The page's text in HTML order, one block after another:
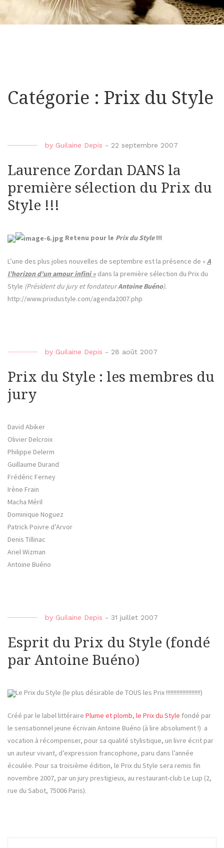
Catégorie : Prix du Style
by Guilaine Depis - 22 septembre 2007
Laurence Zordan DANS la
première sélection du Prix du
Style !!!
Retenu pour le Prix du Style!!!
L’une des plus jolies nouvelles de septembre est la présence de « A
l’horizon d’un amour infini » dans la première sélection du Prix du
Style (Président du jury et fondateurAntoine Buéno).
http://www.prixdustyle.com/agenda2007.php
by Guilaine Depis - 28 août 2007
Prix du Style : les membres du
jury
David Abiker
Olivier Delcroix
Philippe Delerm
Guillaume Durand
Frédéric Ferney
Irène Frain
Macha Méril
Dominique Noguez
Patrick Poivre d’Arvor
Denis Tillinac
Ariel Wizman
Antoine Buéno
by Guilaine Depis - 31 juillet 2007
Esprit du Prix du Style (fondé
par Antoine Buéno)
Le Prix du Style (le plus désirable de TOUS les Prix !!!!!!!!!!!!!!!!!!!!!!!)
Créé par le label littéraire Plume et plomb, le Prix du Style fondé par
le sensationnel jeune écrivain Antoine Buéno (à lire absolument !) a
vocation à récompenser, pour sa qualité stylistique, un livre écrit par
un auteur vivant, d’expression francophone, paru dans l’année
écoulée. Pour sa troisième édition, le Prix du Style sera remis fin
novembre 2007, par un jury prestigieux, au restaurant-club Le Lup (2,
rue du Sabot, 75006 Paris).